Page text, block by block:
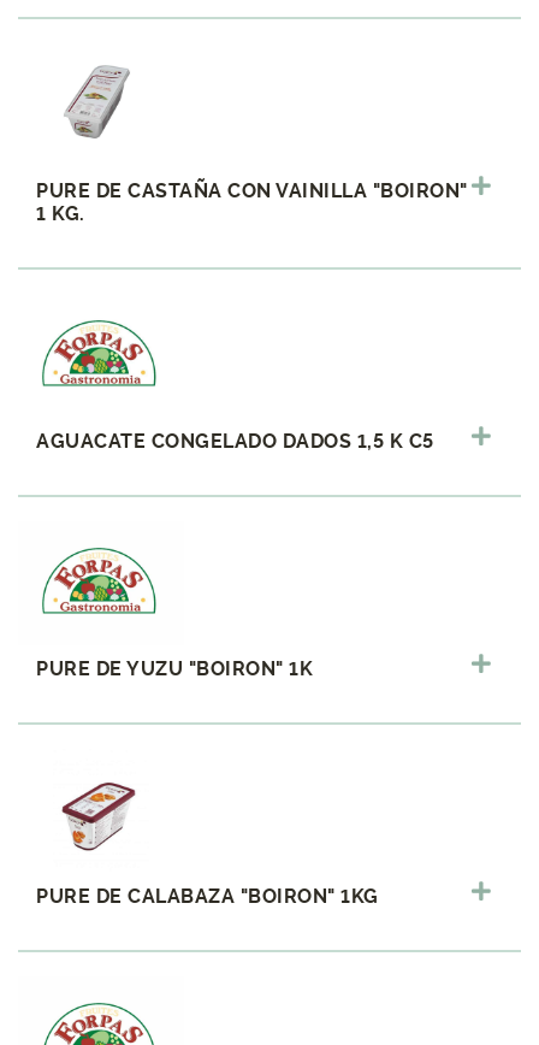
PURE DE CASTAÑA CON VAINILLA "BOIRON"
1 KG.
AGUACATE CONGELADO DADOS 1,5 K C5
PURE DE YUZU "BOIRON" 1K
PURE DE CALABAZA "BOIRON" 1KG